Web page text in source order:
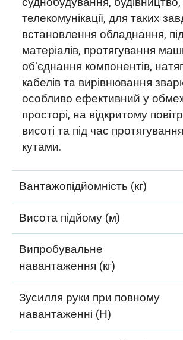
телекомунікації, для таких
встановлення обладнання,
матеріалів, протягування
об'єднання компонентів,
кабелів та вирівнювання
особливо ефективний у
просторі, на відкритому
висоті та під час
кутами.
Вантажопідйомність (кг)
Висота підйому (м)
Випробувальне
навантаження (кг)
Зусилля руки при повному
навантаженні (Н)